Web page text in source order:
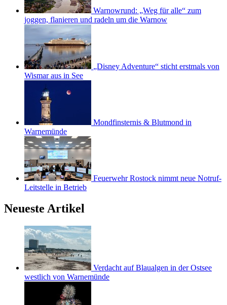
Warnowrund: „Weg für alle“ zum
joggen, flanieren und radeln um die Warnow
„Disney Adventure“ sticht erstmals von
Wismar aus in See
Mondfinsternis & Blutmond in
Warnemünde
Feuerwehr Rostock nimmt neue Notruf-
Leitstelle in Betrieb
Neueste Artikel
Verdacht auf Blaualgen in der Ostsee
westlich von Warnemünde